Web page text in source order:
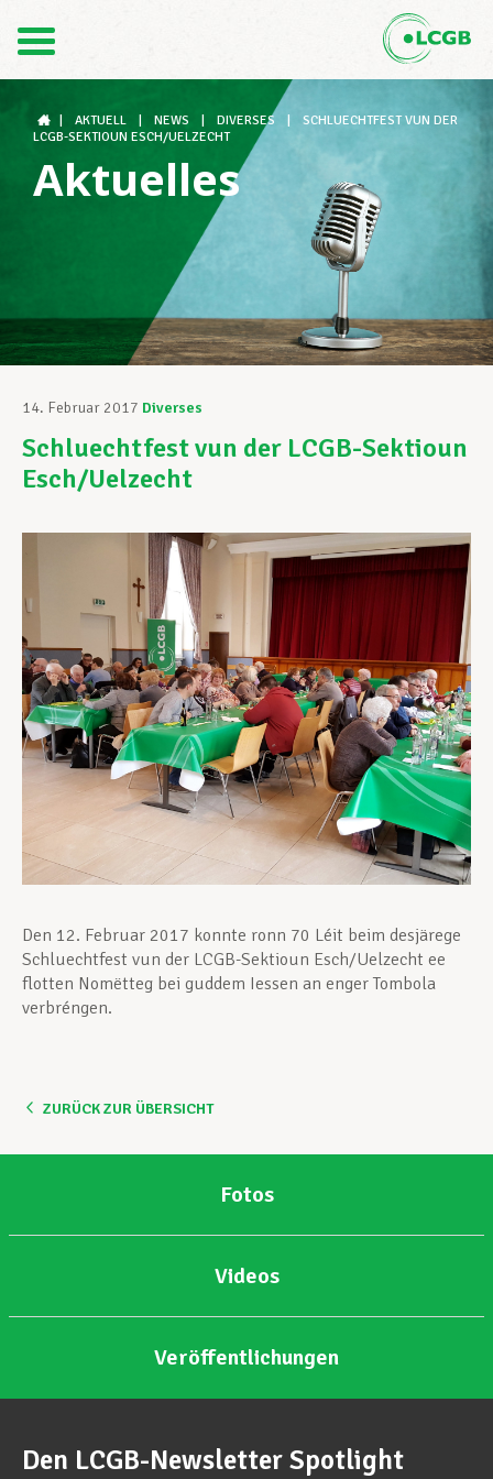
FR
Der LCGB
Gewerkschaftsstrukturen
Unterstützung im Arbeitsalltag
Ihre Rechte
Unterstützung im Privatleben
Berufliche Weiterentwicklung
Mitglied werden
Aktuell
AKTUELL NEWS DIVERSES
SCHLUECHTFEST VUN DER
LCGB-SEKTIOUN ESCH/UELZECHT
Aktuelles
14. Februar 2017 Diverses
Schluechtfest vun der LCGB-Sektioun
Esch/Uelzecht
Den 12. Februar 2017 konnte ronn 70 Léit beim desjärege
Schluechtfest vun der LCGB-Sektioun Esch/Uelzecht ee
flotten Nomëtteg bei guddem Iessen an enger Tombola
verbréngen.
ZURÜCK ZUR ÜBERSICHT
Fotos
Videos
Veröffentlichungen
Den LCGB-Newsletter Spotlight